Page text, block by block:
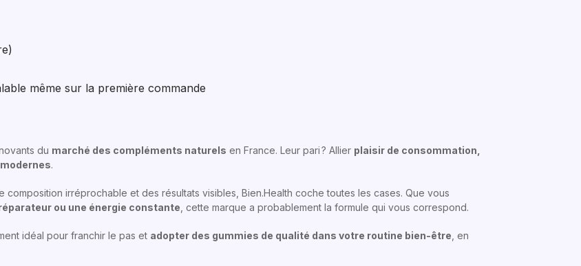
même sur la première commande
du marché des compléments naturels en France. Leur pari ? Allier plaisir de consommation,
.
irréprochable et des résultats visibles, Bien.Health coche toutes les cases. Que vous
ou une énergie constante, cette marque a probablement la formule qui vous correspond.
idéal pour franchir le pas et adopter des gummies de qualité dans votre routine bien-être, en